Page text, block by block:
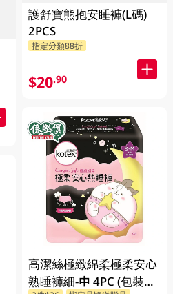
護舒寶熊抱安睡褲(L碼)
2PCS
指定分類88折
$20.90
高潔絲極緻綿柔極柔安心
熟睡褲細-中 4PC (包裝隨